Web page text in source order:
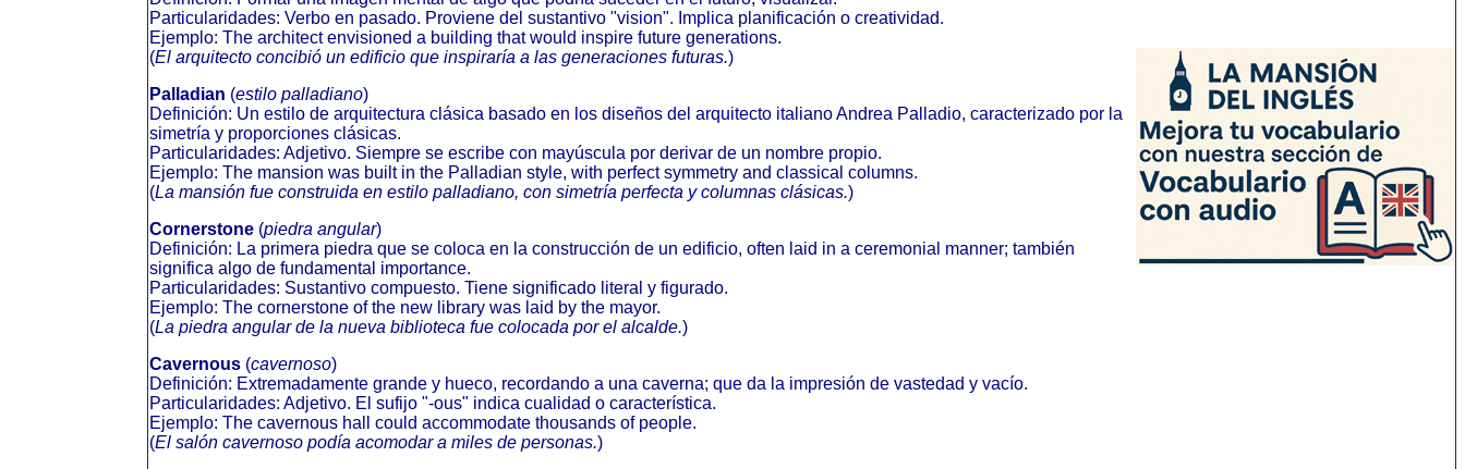
Particularidades: Verbo en pasado. Proviene del sustantivo "vision". Implica planificación o creatividad.
Ejemplo: The architect envisioned a building that would inspire future generations.
(El arquitecto concibió un edificio que inspiraría a las generaciones futuras.)
Palladian (estilo palladiano)
Definición: Un estilo de arquitectura clásica basado en los diseños del arquitecto italiano Andrea Palladio, caracterizado por la
simetría y proporciones clásicas.
Particularidades: Adjetivo. Siempre se escribe con mayúscula por derivar de un nombre propio.
Ejemplo: The mansion was built in the Palladian style, with perfect symmetry and classical columns.
(La mansión fue construida en estilo palladiano, con simetría perfecta y columnas clásicas.)
Cornerstone (piedra angular)
Definición: La primera piedra que se coloca en la construcción de un edificio, often laid in a ceremonial manner; también
significa algo de fundamental importance.
Particularidades: Sustantivo compuesto. Tiene significado literal y figurado.
Ejemplo: The cornerstone of the new library was laid by the mayor.
(La piedra angular de la nueva biblioteca fue colocada por el alcalde.)
Cavernous (cavernoso)
Definición: Extremadamente grande y hueco, recordando a una caverna; que da la impresión de vastedad y vacío.
Particularidades: Adjetivo. El sufijo "-ous" indica cualidad o característica.
Ejemplo: The cavernous hall could accommodate thousands of people.
(El salón cavernoso podía acomodar a miles de personas.)